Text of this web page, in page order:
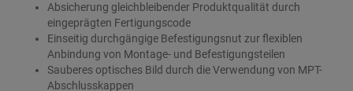
Absicherung gleichbleibender Produktqualität durch
eingeprägten Fertigungscode
Einseitig durchgängige Befestigungsnut zur flexiblen
Anbindung von Montage- und Befestigungsteilen
Sauberes optisches Bild durch die Verwendung von MPT-
Abschlusskappen